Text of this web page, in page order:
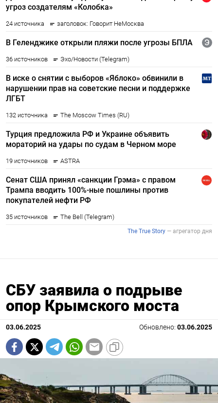
СБУ заявила о подрыве
опор Крымского моста
03.06.2025 Обновлено: 03.06.2025